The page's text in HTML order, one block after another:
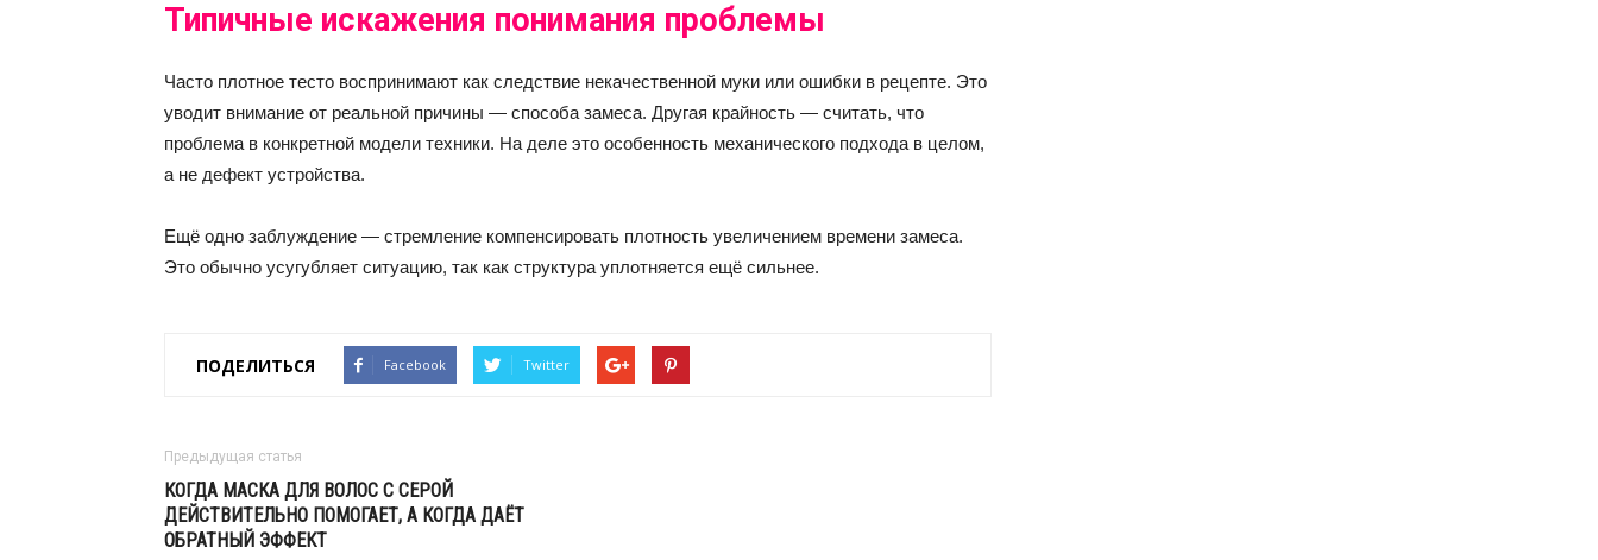
Типичные искажения понимания проблемы
Часто плотное тесто воспринимают как следствие некачественной муки или ошибки в рецепте. Это
уводит внимание от реальной причины — способа замеса. Другая крайность — считать, что
проблема в конкретной модели техники. На деле это особенность механического подхода в целом,
а не дефект устройства.
Ещё одно заблуждение — стремление компенсировать плотность увеличением времени замеса.
Это обычно усугубляет ситуацию, так как структура уплотняется ещё сильнее.
ПОДЕЛИТЬСЯ Facebook Twitter
Предыдущая статья
КОГДА МАСКА ДЛЯ ВОЛОС С СЕРОЙ
ДЕЙСТВИТЕЛЬНО ПОМОГАЕТ, А КОГДА ДАЁТ
ОБРАТНЫЙ ЭФФЕКТ